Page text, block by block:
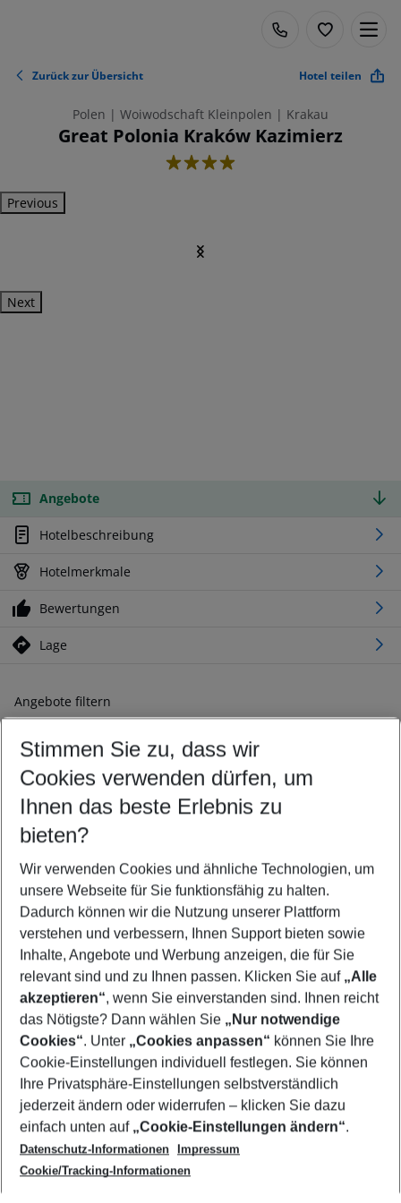
Zurück zur Übersicht Hotel teilen
Polen | Woiwodschaft Kleinpolen | Krakau
Great Polonia Kraków Kazimierz
4
Previous
Next
Angebote
Hotelbeschreibung
Hotelmerkmale
Bewertungen
Lage
Angebote filtern
Ändern Sie Ihre Kriterien nach Ihren Wünschen
Abflughafen wählen
Beliebiger Abflughafen
Reisezeitraum wählen
07.08.26– 05.08.27 5-8 Nächte
2 Erwachsene Keine Kinder
Mehr Filter anzeigen
Footer
Footer navigation
Über uns
AGB
Cookie-Einstellungen ändern
Cookie-Richtlinie
Datenschutz
Service & Hilfe
Barrierefreies Reisen
Check-in
Folgen Sie uns
Stimmen Sie zu, dass wir
Cookies verwenden dürfen, um
Ihnen das beste Erlebnis zu
bieten?
Wir verwenden Cookies und ähnliche Technologien, um
unsere Webseite für Sie funktionsfähig zu halten.
Dadurch können wir die Nutzung unserer Plattform
verstehen und verbessern, Ihnen Support bieten sowie
Inhalte, Angebote und Werbung anzeigen, die für Sie
relevant sind und zu Ihnen passen. Klicken Sie auf „Alle
akzeptieren“, wenn Sie einverstanden sind. Ihnen reicht
das Nötigste? Dann wählen Sie „Nur notwendige
Cookies“. Unter „Cookies anpassen“ können Sie Ihre
Cookie-Einstellungen individuell festlegen. Sie können
Ihre Privatsphäre-Einstellungen selbstverständlich
jederzeit ändern oder widerrufen – klicken Sie dazu
einfach unten auf „Cookie-Einstellungen ändern“.
Datenschutz-Informationen
Impressum
Cookie/Tracking-Informationen